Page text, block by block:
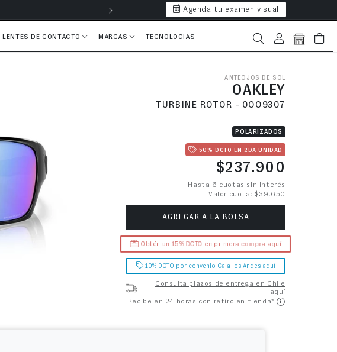
Hasta 6 cuotas
Agenda tu examen visual
LENTES DE CONTACTO MARCAS TECNOLOGÍAS Iniciar sesión Bolsa
ANTEOJOS DE SOL
OAKLEY
TURBINE ROTOR - 0OO9307
POLARIZADOS
50% DCTO EN 2DA UNIDAD
Precio habitual
$237.900
Hasta 6 cuotas sin interés
Valor cuota: $39.650
AGREGAR A LA BOLSA
Obtén un 15% DCTO en primera compra aquí
10% DCTO por convenio Caja los Andes aquí
Consulta plazos de entrega en Chile
aquí
Recibe en 24 horas con retiro en tienda*